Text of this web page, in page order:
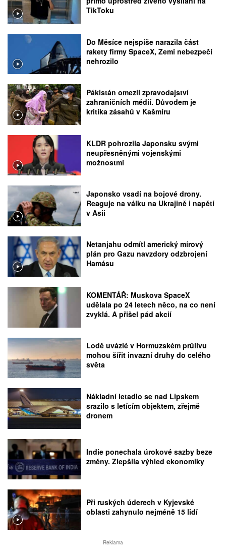
TikToku
Do Měsíce nejspíše narazila část
rakety firmy SpaceX, Zemi nebezpečí
nehrozilo
Pákistán omezil zpravodajství
zahraničních médií. Důvodem je
kritika zásahů v Kašmíru
KLDR pohrozila Japonsku svými
neupřesněnými vojenskými
možnostmi
Japonsko vsadí na bojové drony.
Reaguje na válku na Ukrajině i napětí
v Asii
Netanjahu odmítl americký mírový
plán pro Gazu navzdory odzbrojení
Hamásu
KOMENTÁŘ: Muskova SpaceX
udělala po 24 letech něco, na co není
zvyklá. A přišel pád akcií
Lodě uvázlé v Hormuzském průlivu
mohou šířit invazní druhy do celého
světa
Nákladní letadlo se nad Lipskem
srazilo s letícím objektem, zřejmě
dronem
Indie ponechala úrokové sazby beze
změny. Zlepšila výhled ekonomiky
Při ruských úderech v Kyjevské
oblasti zahynulo nejméně 15 lidí
Reklama